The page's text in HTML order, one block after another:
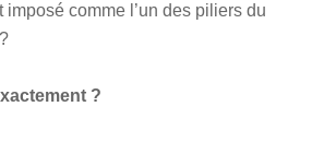
imposé comme l’un des piliers du
?